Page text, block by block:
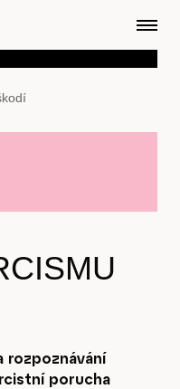
rozpoznávání
porucha